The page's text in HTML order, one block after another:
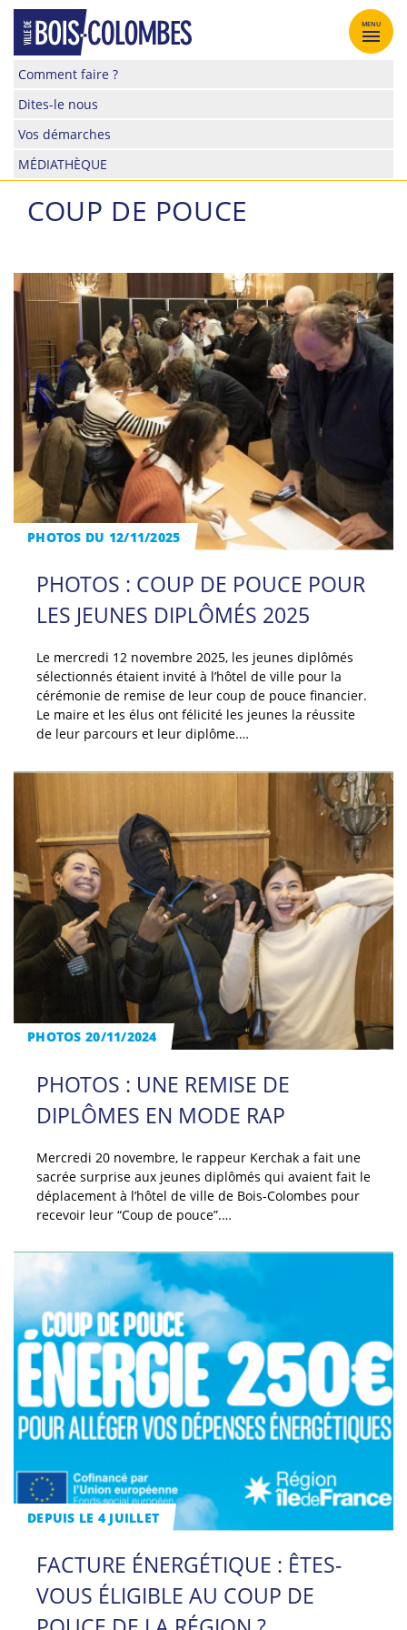
Skip
content
Site
de
la
de
Bois-
Colombes
Comment faire ?
Dites-le nous
Vos démarches
MÉDIATHÈQUE
MENU
COUP DE POUCE
PHOTOS DU 12/11/2025
PHOTOS : COUP DE POUCE POUR
LES JEUNES DIPLÔMÉS 2025
Le mercredi 12 novembre 2025, les jeunes diplômés
sélectionnés étaient invité à l’hôtel de ville pour la
cérémonie de remise de leur coup de pouce financier.
Le maire et les élus ont félicité les jeunes la réussite
de leur parcours et leur diplôme.…
PHOTOS 20/11/2024
PHOTOS : UNE REMISE DE
DIPLÔMES EN MODE RAP
Mercredi 20 novembre, le rappeur Kerchak a fait une
sacrée surprise aux jeunes diplômés qui avaient fait le
déplacement à l’hôtel de ville de Bois-Colombes pour
recevoir leur “Coup de pouce”.…
DEPUIS LE 4 JUILLET
FACTURE ÉNERGÉTIQUE : ÊTES-
VOUS ÉLIGIBLE AU COUP DE